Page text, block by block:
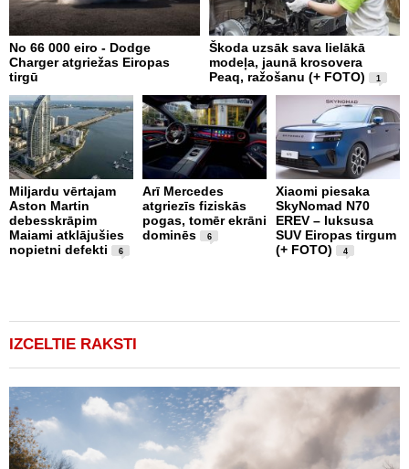
No 66 000 eiro - Dodge
Charger atgriežas Eiropas
tirgū
Škoda uzsāk sava lielākā
modeļa, jaunā krosovera
Peaq, ražošanu (+ FOTO)
1
Miljardu vērtajam
Aston Martin
debesskrāpim
Maiami atklājušies
nopietni defekti
6
Arī Mercedes
atgriezīs fiziskās
pogas, tomēr ekrāni
dominēs
6
Xiaomi piesaka
SkyNomad N70
EREV – luksusa
SUV Eiropas tirgum
(+ FOTO)
4
IZCELTIE RAKSTI